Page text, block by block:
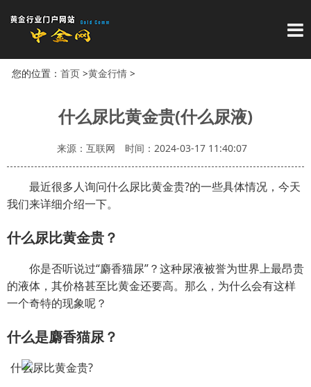
导
您的位置： 首页>黄金行情>
什么尿比黄金贵(什么尿液)
来源：互联网 时间：2024-03-17 11:40:07
最近很多人询问什么尿比黄金贵?的一些具体情况，今天
我们来详细介绍一下。
什么尿比黄金贵？
你是否听说过“麝香猫尿”？这种尿液被誉为世界上最昂贵
的液体，其价格甚至比黄金还要高。那么，为什么会有这样
一个奇特的现象呢？
什么是麝香猫尿？